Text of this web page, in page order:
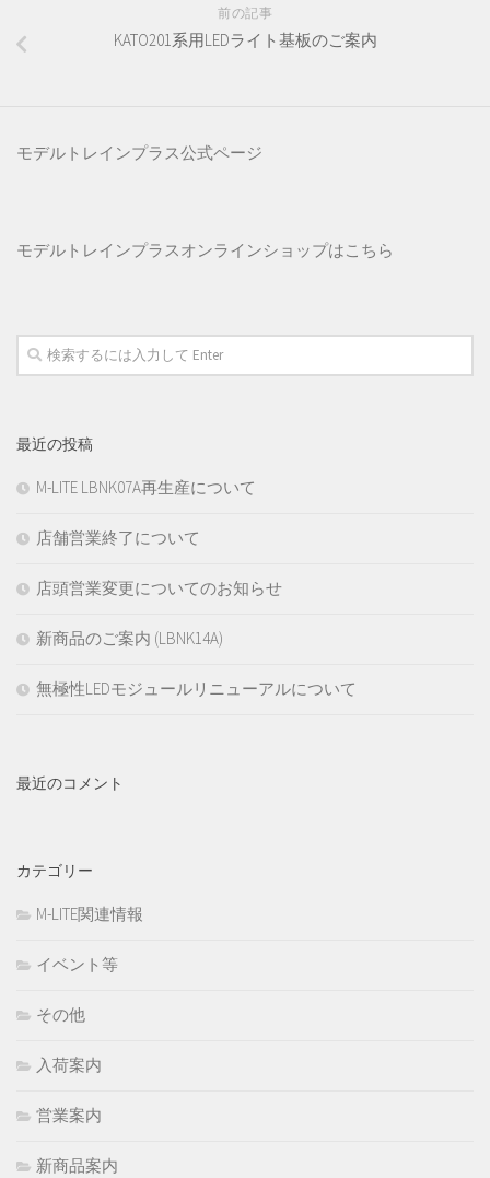
前の記事
KATO201系用LEDライト基板のご案内
モデルトレインプラス公式ページ
モデルトレインプラスオンラインショップはこちら
最近の投稿
M-LITE LBNK07A再生産について
店舗営業終了について
店頭営業変更についてのお知らせ
新商品のご案内 (LBNK14A)
無極性LEDモジュールリニューアルについて
最近のコメント
カテゴリー
M-LITE関連情報
イベント等
その他
入荷案内
営業案内
新商品案内